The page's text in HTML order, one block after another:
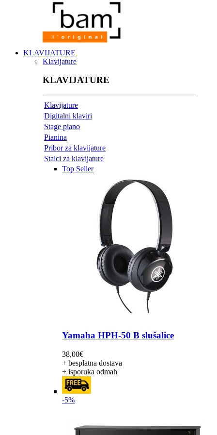
KLAVIJATURE
Klavijature
KLAVIJATURE
Klavijature
Digitalni klaviri
Stage piano
Pianina
Pribor za klavijature
Stalci za klavijature
Top Seller
Yamaha HPH-50 B slušalice
38,00€
+ besplatna dostava
+ isporuka odmah
-5%